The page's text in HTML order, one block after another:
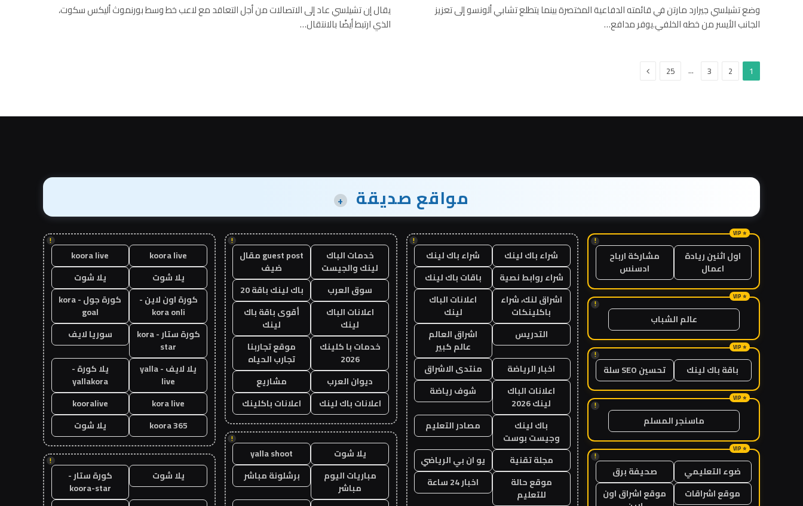
وضع تشيلسي جيرارد مارتن في قائمته الدفاعية المختصرة بينما يتطلع تشابي ألونسو إلى تعزيز
الجانب الأيسر من خطه الخلفي.يوفر مدافع…
يقال إن تشيلسي عاد إلى الاتصالات من أجل التعاقد مع لاعب خط وسط بورنموث أليكس سكوت،
الذي ارتبط أيضًا بالانتقال…
1
2
3
…
25 التالي
مواقع صديقة +
!
اول اثنين ريادة
اعمال
مشاركة ارباح
ادسنس
!
عالم الشباب
!
باقة باك لينك تحسين SEO سلة
!
ماسنجر المسلم
!
ضوء التعليمي
صحيفة برق
موقع اشراقات
موقع اشراق اون
!
شراء باك لينك
شراء باك لينك
شراء روابط نصية
باقات باك لينك
اشراق لنك، شراء
باكلينكات
اعلانات الباك
لينك
التدريس
اشراق العالم
عالم كبير
اخبار الرياضة
منتدى الاشراق
اعلانات الباك
لينك 2026
شوف رياضة
باك لينك
وجيست بوست
مصادر التعليم
مجلة تقنية
يو ان بي الرياضي
موقع حالة
للتعليم
اخبار 24 ساعة
!
خدمات الباك
لينك والجيست
guest post مقال
ضيف
سوق العرب
باك لينك باقة 20
اعلانات الباك
لينك
أقوى باقة باك
لينك
خدمات با كلينك
2026
موقع تجاربنا
تجارب الحياه
ديوان العرب
مشاريع
اعلانات باك لينك
اعلانات باكلينك
!
يلا شوت
yalla shoot
مباريات اليوم
مباشر
برشلونة مباشر
!
koora live
koora live
يلا شوت
يلا شوت
كورة اون لاين -
kora onli
كورة جول - kora
goal
كورة ستار - kora
star
سوريا لايف
يلا لايف - yalla
live
يلا كورة -
yallakora
kora live
kooralive
koora 365
يلا شوت
!
يلا شوت
كورة ستار -
koora-star